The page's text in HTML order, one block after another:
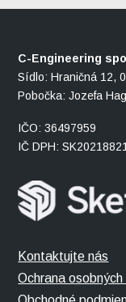
C-Engineering
Sídlo: Hraničná 12,
Pobočka: Jozefa
IČO: 36497959
IČ DPH:
Kontaktujte nás
Ochrana osobných